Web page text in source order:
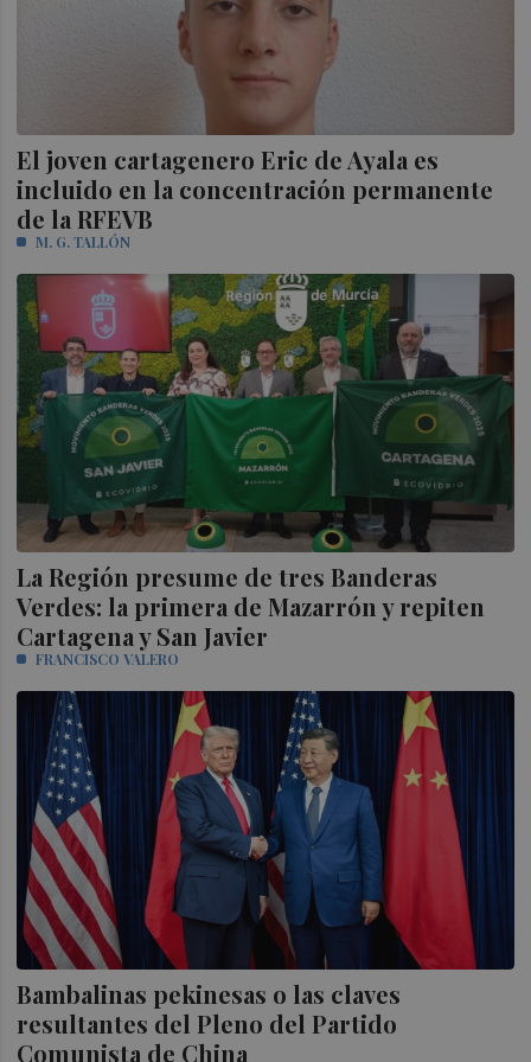
El joven cartagenero Eric de Ayala es
incluido en la concentración permanente
de la RFEVB
M. G. TALLÓN
La Región presume de tres Banderas
Verdes: la primera de Mazarrón y repiten
Cartagena y San Javier
FRANCISCO VALERO
Bambalinas pekinesas o las claves
resultantes del Pleno del Partido
Comunista de China